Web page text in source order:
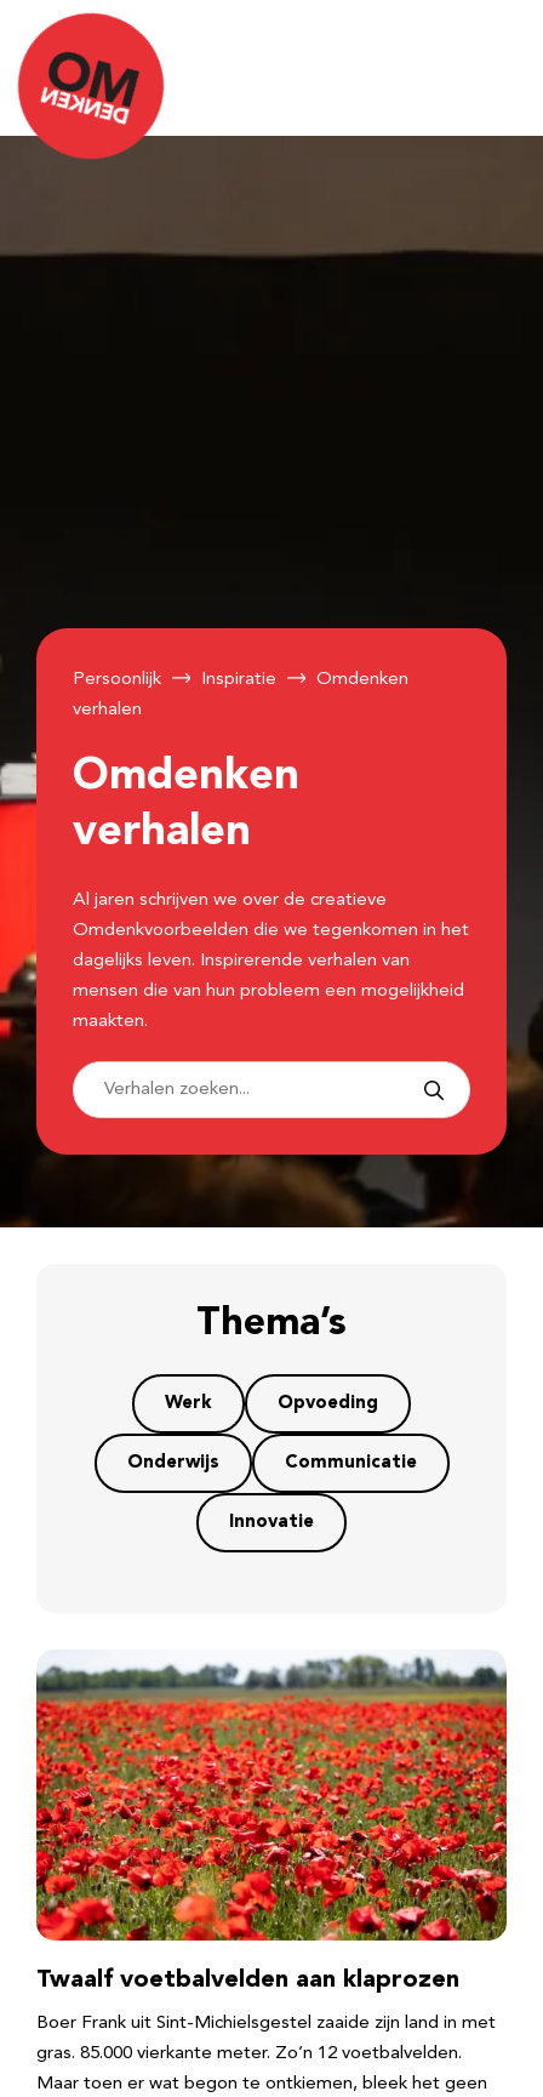
Persoonlijk Inspiratie
Omdenken
verhalen
Omdenken
verhalen
Al jaren schrijven we over de creatieve
Omdenkvoorbeelden die we tegenkomen in het
dagelijks leven. Inspirerende verhalen van
mensen die van hun probleem een mogelijkheid
maakten.
Thema’s
Werk Opvoeding
Onderwijs Communicatie
Innovatie
Twaalf voetbalvelden aan klaprozen
Boer Frank uit Sint-Michielsgestel zaaide zijn land in met
gras. 85.000 vierkante meter. Zo’n 12 voetbalvelden.
Maar toen er wat begon te ontkiemen, bleek het geen